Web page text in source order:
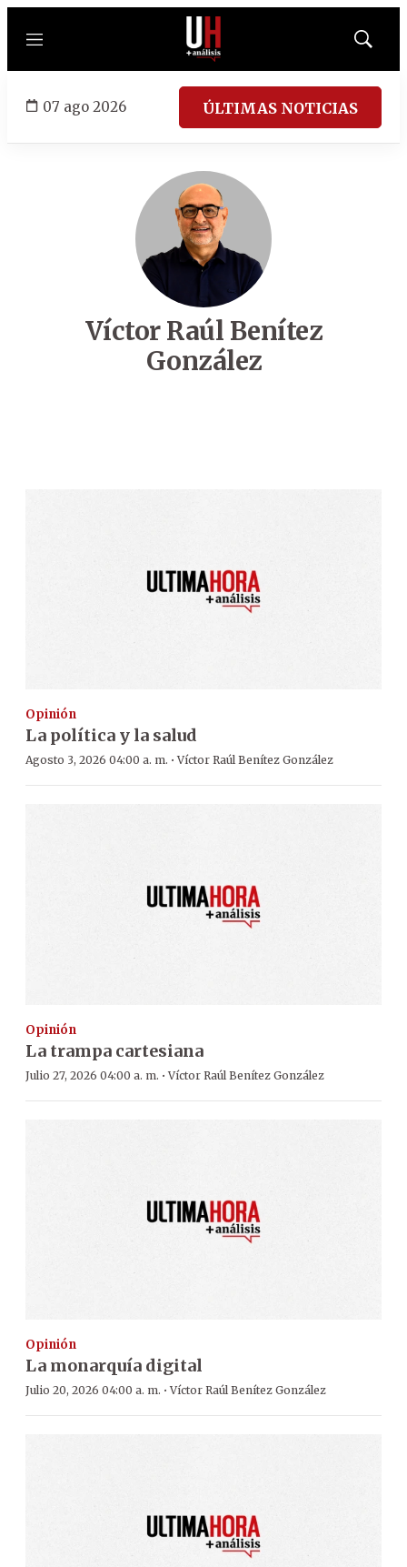
Menú
Mostrar
07 ago 2026 ÚLTIMAS NOTICIAS
Víctor Raúl Benítez
González
Opinión
La política y la salud
Agosto 3, 2026 04:00 a. m. ·Víctor Raúl Benítez González
Opinión
La trampa cartesiana
Julio 27, 2026 04:00 a. m. ·Víctor Raúl Benítez González
Opinión
La monarquía digital
Julio 20, 2026 04:00 a. m. ·Víctor Raúl Benítez González